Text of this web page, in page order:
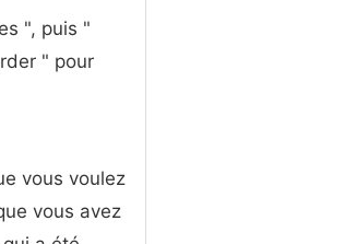
", puis "
" pour
vous voulez
vous avez